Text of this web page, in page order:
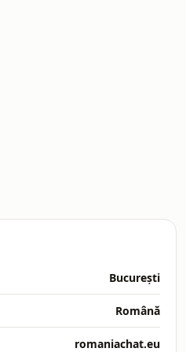
București
Română
romaniachat.eu